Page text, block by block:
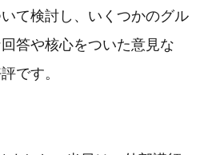
て検討し、いくつかのグル
答や核心をついた意見な
です。